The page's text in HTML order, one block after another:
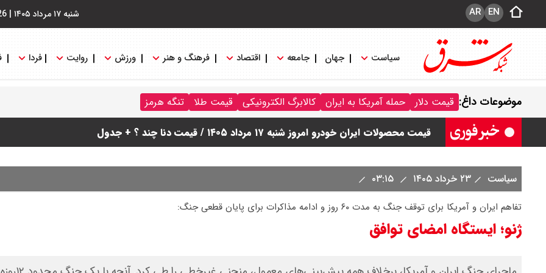
شنبه ۱۷ مرداد ۱۴۰۵ | EN
AR
سیاست جهان جامعه اقتصاد فرهنگ و هنر ورزش روایت فردا
موضوعات داغ: قیمت دلار حمله آمریکا به ایران کالابرگ الکترونیکی قیمت طلا تنگه هرمز
قیمت خودرو امروز شنبه ۱۷ مرداد ۱۴۰۵/ کاهش ۱۰۵ میلیون تومانی قیمت کوییک
قیمت محصولات سایپا امروز شنبه ۱۷ مرداد ۱۴۰۵ / قیمت اطلس چند؟ + جدول
قیمت محصولات ایران خودرو امروز شنبه ۱۷ مرداد ۱۴۰۵ / قیمت دنا چند ؟ + جدول
شاخص بورس امروز شنبه ۱۷ مرداد ۱۴۰۵ / شاخص افزایشی شد + تحلیل
سیاست ۲۳ خرداد ۱۴۰۵
تفاهم ایران و آمریکا برای توقف جنگ به مدت ۶۰ روز و ادامه مذاکرات برای پایان قطعی جنگ:
ژنو؛ ایستگاه امضای توافق